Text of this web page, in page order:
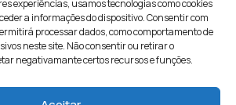
experiências, usamos tecnologias como cookies
a informações do dispositivo. Consentir com
processar dados, como comportamento de
neste site. Não consentir ou retirar o
negativamante certos recursos e funções.
Ciências e Tecnologia